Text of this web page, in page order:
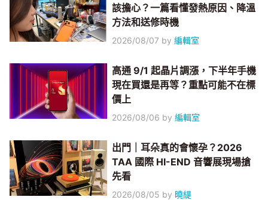
該擔心？一篇看懂發熱原因、降溫
方法和送修時機
2026/08/07 by編輯室
高通 9/1 起晶片調漲，下半年手機
現在買還是再等？重點可能不在標
價上
2026/08/06 by編輯室
出門｜耳朵真的會懷孕？2026
TAA 國際 HI-END 音響展現場搶
先看
2026/08/05 by 曉緹